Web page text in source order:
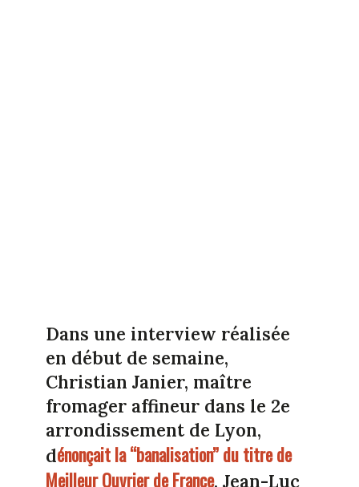
Dans une interview réalisée
en début de semaine,
Christian Janier, maître
fromager affineur dans le 2e
arrondissement de Lyon,
dénonçait la “banalisation” du titre de
Meilleur Ouvrier de France. Jean-Luc